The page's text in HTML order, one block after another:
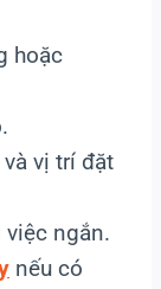
hoặc
vị trí đặt
việc ngắn.
nếu có